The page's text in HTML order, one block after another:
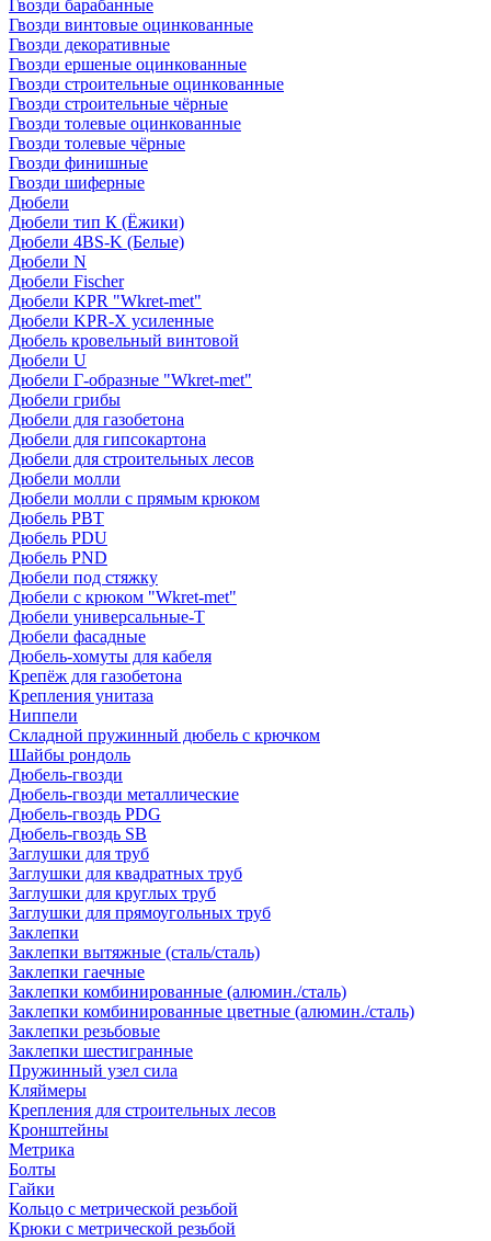
Гвозди барабанные
Гвозди винтовые оцинкованные
Гвозди декоративные
Гвозди ершеные оцинкованные
Гвозди строительные оцинкованные
Гвозди строительные чёрные
Гвозди толевые оцинкованные
Гвозди толевые чёрные
Гвозди финишные
Гвозди шиферные
Дюбели
Дюбели тип К (Ёжики)
Дюбели 4BS-K (Белые)
Дюбели N
Дюбели Fischer
Дюбели KPR "Wkret-met"
Дюбели KPR-Х усиленные
Дюбель кровельный винтовой
Дюбели U
Дюбели Г-образные "Wkret-met"
Дюбели грибы
Дюбели для газобетона
Дюбели для гипсокартона
Дюбели для строительных лесов
Дюбели молли
Дюбели молли с прямым крюком
Дюбель PBT
Дюбель PDU
Дюбель PND
Дюбели под стяжку
Дюбели с крюком "Wkret-met"
Дюбели универсальные-Т
Дюбели фасадные
Дюбель-хомуты для кабеля
Крепёж для газобетона
Крепления унитаза
Ниппели
Складной пружинный дюбель с крючком
Шайбы рондоль
Дюбель-гвозди
Дюбель-гвозди металлические
Дюбель-гвоздь PDG
Дюбель-гвоздь SB
Заглушки для труб
Заглушки для квадратных труб
Заглушки для круглых труб
Заглушки для прямоугольных труб
Заклепки
Заклепки вытяжные (сталь/сталь)
Заклепки гаечные
Заклепки комбинированные (алюмин./сталь)
Заклепки комбинированные цветные (алюмин./сталь)
Заклепки резьбовые
Заклепки шестигранные
Пружинный узел сила
Кляймеры
Крепления для строительных лесов
Кронштейны
Метрика
Болты
Гайки
Кольцо с метрической резьбой
Крюки с метрической резьбой